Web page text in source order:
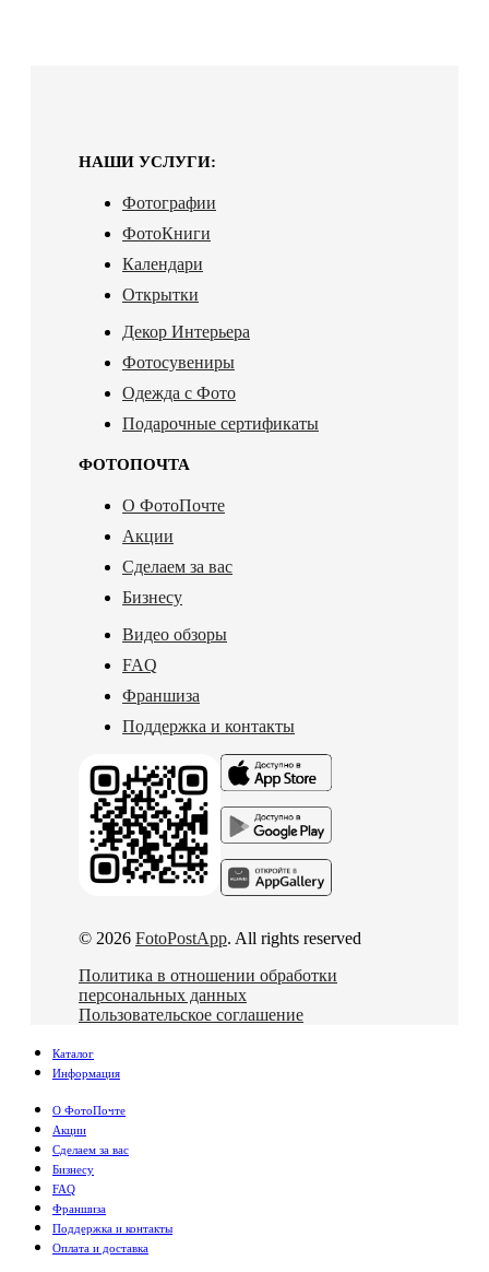
НАШИ УСЛУГИ:
Фотографии
ФотоКниги
Календари
Открытки
Декор Интерьера
Фотосувениры
Одежда с Фото
Подарочные сертификаты
ФОТОПОЧТА
О ФотоПочте
Акции
Сделаем за вас
Бизнесу
Видео обзоры
FAQ
Франшиза
Поддержка и контакты
© 2026 FotoPostApp. All rights reserved
Политика в отношении обработки
персональных данных
Пользовательское соглашение
Каталог
Информация
О ФотоПочте
Акции
Сделаем за вас
Бизнесу
FAQ
Франшиза
Поддержка и контакты
Оплата и доставка